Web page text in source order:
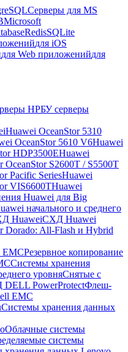
Серверы для MS
Microsoft
RedisSQLite
для iOS
для Web приложенийдля
HPБУ серверы
Huawei OceanStor 5310
OceanStor 5610 V6Huawei
HDP3500EHuawei
OceanStor S2600T / S5500T
Pacific SeriesHuawei
VIS6600THuawei
Huawei для Big
начального и среднего
HuaweiСХД Huawei
Dorado: All-Flash и Hybrid
EMCРезервное копирование
Системы хранения
уровняСнятые с
PowerProtectФлеш-
EMC
Системы хранения данных
Облачные системы
системы